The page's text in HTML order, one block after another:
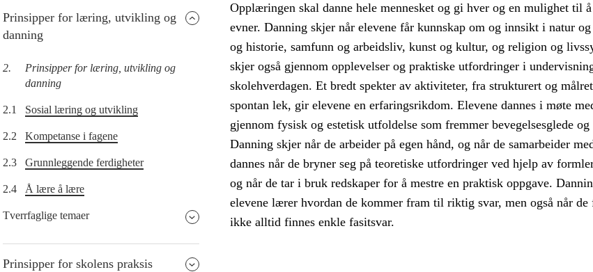
Prinsipper for læring, utvikling og
danning
2.
Prinsipper for læring, utvikling og
danning
2.1 Sosial læring og utvikling
2.2 Kompetanse i fagene
2.3 Grunnleggende ferdigheter
2.4 Å lære å lære
Tverrfaglige temaer
Prinsipper for skolens praksis
Opplæringen skal danne hele mennesket og gi hver og en mulighet til
evner. Danning skjer når elevene får kunnskap om og innsikt i natur
og historie, samfunn og arbeidsliv, kunst og kultur, og religion og
skjer også gjennom opplevelser og praktiske utfordringer i
skolehverdagen. Et bredt spekter av aktiviteter, fra strukturert og
spontan lek, gir elevene en erfaringsrikdom. Elevene dannes i møte
gjennom fysisk og estetisk utfoldelse som fremmer bevegelsesglede
Danning skjer når de arbeider på egen hånd, og når de samarbeider
dannes når de bryner seg på teoretiske utfordringer ved hjelp av
og når de tar i bruk redskaper for å mestre en praktisk oppgave.
elevene lærer hvordan de kommer fram til riktig svar, men også når de
ikke alltid finnes enkle fasitsvar.